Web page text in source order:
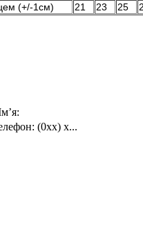
(+/-1см)
21 23 25
(0xx) x...